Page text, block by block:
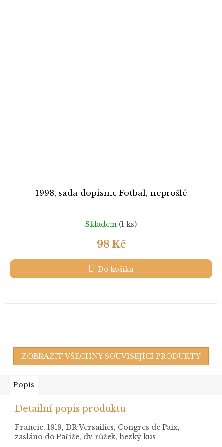
1998, sada dopisnic Fotbal, neprošlé
Skladem (1 ks)
98 Kč
Do košíku
ZOBRAZIT VŠECHNY SOUVISEJÍCÍ PRODUKTY
Popis
Detailní popis produktu
Francie, 1919, DR Versailies, Congres de Paix,
zasláno do Paříže, dv růžek, hezký kus